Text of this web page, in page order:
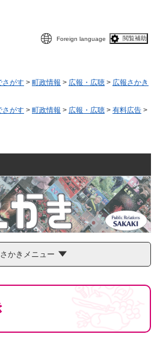
Foreign language 閲覧補助
さがす > 町政情報 > 広報・広聴 > 広報さかき
さがす > 町政情報 > 広報・広聴 > 有料広告 >
かきメニュー